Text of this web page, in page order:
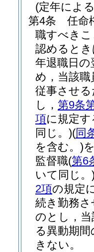
(定年によ
第4条
任命
職すべき
認めると
年退職日
め，当該
従事させ
し， 第9条
項に規定
同じ。)(同
を含む。)
監督職(第6
いて同じ。
2項の規定
続き勤務
のとし，
る異動期
きない。